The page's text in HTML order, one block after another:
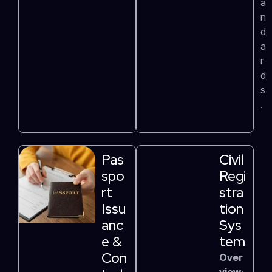
a
n
d
a
r
d
s
.
Pas
Spo
Rt
Issu
Anc
E &
Con
Civil
Regi
Stra
Tion
Sys
Tem
Over